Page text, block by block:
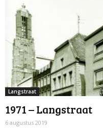
Langstraat
1971 – Langstraat
6 augustus 2019